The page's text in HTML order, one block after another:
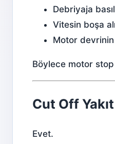
Debriyaja
Vitesin boşa
Motor
Böylece motor stop
Cut Off
Evet.